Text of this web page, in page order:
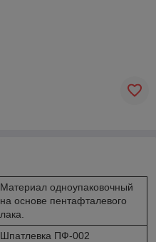
Материал одноупаковочный
на основе пентафталевого
лака.
Шпатлевка ПФ-002